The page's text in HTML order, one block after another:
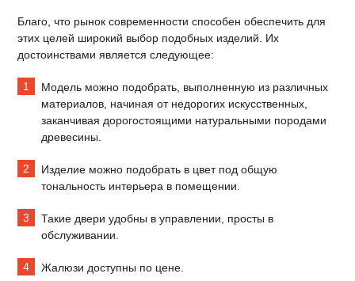
Благо, что рынок современности способен обеспечить для
этих целей широкий выбор подобных изделий. Их
достоинствами является следующее:
Модель можно подобрать, выполненную из различных
материалов, начиная от недорогих искусственных,
заканчивая дорогостоящими натуральными породами
древесины.
Изделие можно подобрать в цвет под общую
тональность интерьера в помещении.
Такие двери удобны в управлении, просты в
обслуживании.
Жалюзи доступны по цене.